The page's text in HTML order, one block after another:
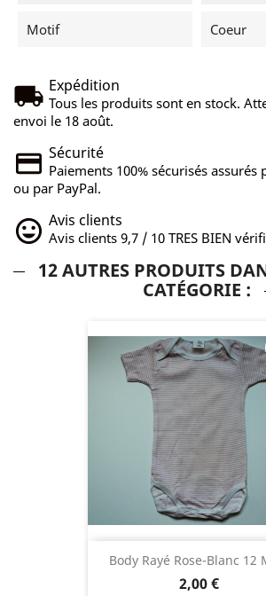
Motif Coeur
Expédition
Tous les produits sont en stock.
envoi le 18 août.
Sécurité
Paiements 100% sécurisés assurés
ou par PayPal.
Avis clients
Avis clients 9,7 / 10 TRES BIEN
12 AUTRES PRODUITS
CATÉGORIE :
Body Rayé Rose-Blanc 12
2,00 €